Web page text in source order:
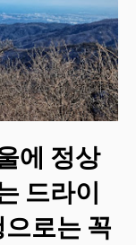
에 정상
드라이
로는 꼭